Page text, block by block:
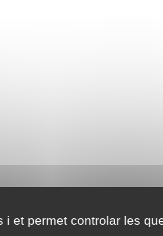
i et permet controlar les